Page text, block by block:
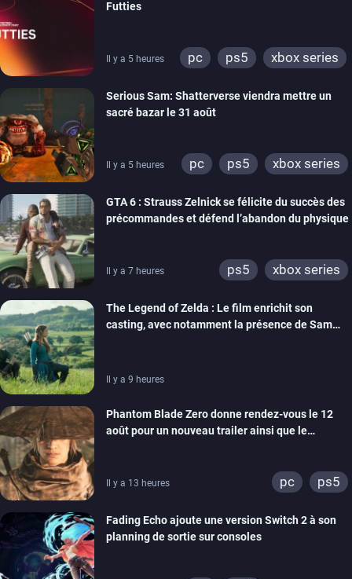
Futties
Il y a 5 heures pc ps5
xbox series
xbox one
switch 2
Serious Sam: Shatterverse viendra mettre un
sacré bazar le 31 août
Il y a 5 heures pc ps5 xbox series
GTA 6 : Strauss Zelnick se félicite du succès des
précommandes et défend l’abandon du physique
Il y a 7 heures ps5 xbox series
The Legend of Zelda : Le film enrichit son
casting, avec notamment la présence de Sam
Il y a 9 heures
Phantom Blade Zero donne rendez-vous le 12
août pour un nouveau trailer ainsi que le
Il y a 13 heures pc ps5
Fading Echo ajoute une version Switch 2 à son
planning de sortie sur consoles